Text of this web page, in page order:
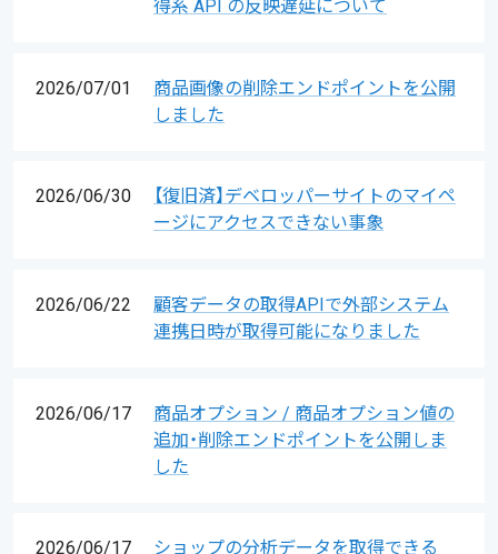
得系 API の反映遅延について
2026/07/01
商品画像の削除エンドポイントを公開
しました
2026/06/30
【復旧済】デベロッパーサイトのマイペ
ージにアクセスできない事象
2026/06/22
顧客データの取得APIで外部システム
連携日時が取得可能になりました
2026/06/17
商品オプション / 商品オプション値の
追加・削除エンドポイントを公開しま
した
2026/06/17
ショップの分析データを取得できる